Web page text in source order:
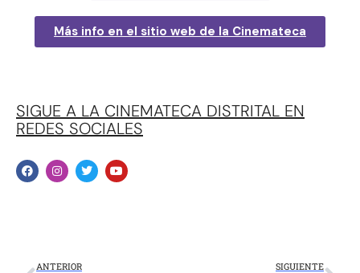
Más info en el sitio web de la Cinemateca
SIGUE A LA CINEMATECA DISTRITAL EN
REDES SOCIALES
ANTERIOR SIGUIENTE